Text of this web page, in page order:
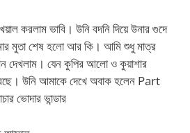
করলাম ভাবি। উনি বদনি দিয়ে উনার গুদে
মুতা শেষ হলো আর কি। আমি শুধু মাত্র
দেখলাম। যেন কুপির আলো ও কুয়াশার
উনি আমাকে দেখে অবাক হলেন Part
ভোদার ভান্ডার